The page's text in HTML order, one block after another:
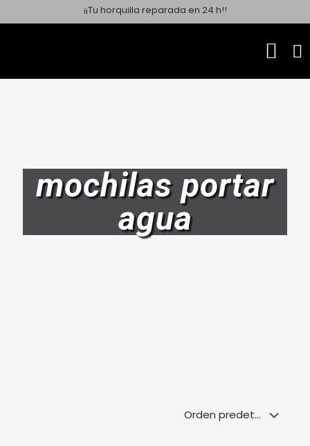
¡¡Tu horquilla reparada en 24 h!!
mochilas portar
agua